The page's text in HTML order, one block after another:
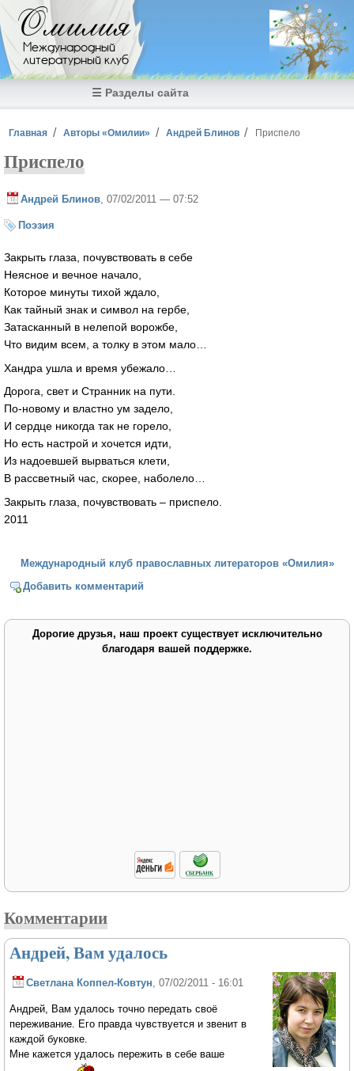
Перейти к основному содержанию
Омилия
Международный
литературный клуб
☰ Разделы сайта
Вы здесь
Главная Авторы «Омилии» Андрей Блинов Приспело
Приспело
Андрей Блинов , 07/02/2011 — 07:52
Поэзия
Закрыть глаза, почувствовать в себе
Неясное и вечное начало,
Которое минуты тихой ждало,
Как тайный знак и символ на гербе,
Затасканный в нелепой ворожбе,
Что видим всем, а толку в этом мало…
Хандра ушла и время убежало…
Дорога, свет и Странник на пути.
По-новому и властно ум задело,
И сердце никогда так не горело,
Но есть настрой и хочется идти,
Из надоевшей вырваться клети,
В рассветный час, скорее, наболело…
Закрыть глаза, почувствовать – приспело.
2011
Международный клуб православных литераторов «Омилия»
Добавить комментарий
Дорогие друзья, наш проект существует исключительно
благодаря вашей поддержке.
Комментарии
Андрей, Вам удалось
Светлана Коппел-Ковтун , 07/02/2011 - 16:01
Андрей, Вам удалось точно передать своё
переживание. Его правда чувствуется и звенит в
каждой буковке.
Мне кажется удалось пережить в себе ваше